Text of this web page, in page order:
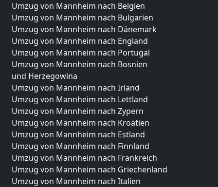
Umzug von Mannheim nach Belgien
Umzug von Mannheim nach Bulgarien
Umzug von Mannheim nach Dänemark
Umzug von Mannheim nach England
Umzug von Mannheim nach Portugal
Umzug von Mannheim nach Bosnien
und Herzegowina
Umzug von Mannheim nach Irland
Umzug von Mannheim nach Lettland
Umzug von Mannheim nach Zypern
Umzug von Mannheim nach Kroatien
Umzug von Mannheim nach Estland
Umzug von Mannheim nach Finnland
Umzug von Mannheim nach Frankreich
Umzug von Mannheim nach Griechenland
Umzug von Mannheim nach Italien